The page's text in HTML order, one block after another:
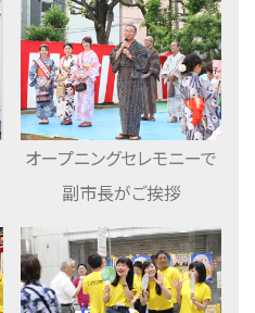
オープニングセレモニーで
副市長がご挨拶